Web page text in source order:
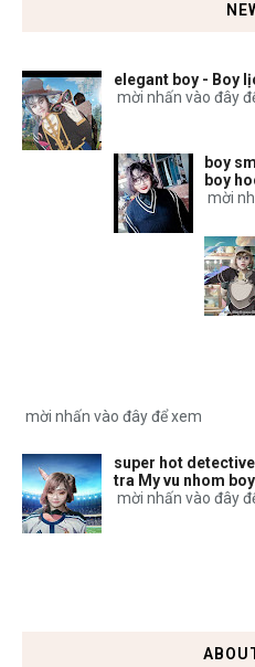
elegant boy - Boy
mời nhấn vào đây
boy
boy
mời
mời nhấn vào đây để xem
super hot
tra My vu nhom
mời nhấn vào đây